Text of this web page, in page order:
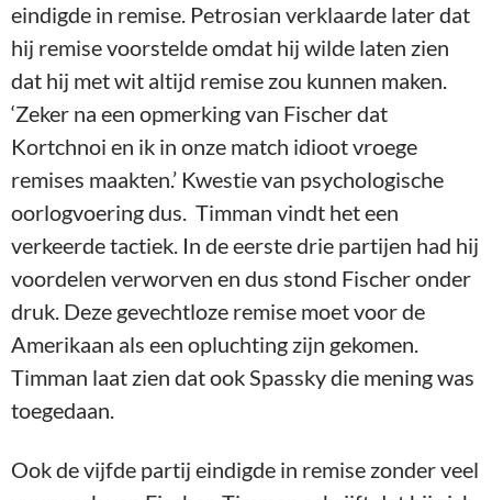
eindigde in remise. Petrosian verklaarde later dat
hij remise voorstelde omdat hij wilde laten zien
dat hij met wit altijd remise zou kunnen maken.
‘Zeker na een opmerking van Fischer dat
Kortchnoi en ik in onze match idioot vroege
remises maakten.’ Kwestie van psychologische
oorlogvoering dus. Timman vindt het een
verkeerde tactiek. In de eerste drie partijen had hij
voordelen verworven en dus stond Fischer onder
druk. Deze gevechtloze remise moet voor de
Amerikaan als een opluchting zijn gekomen.
Timman laat zien dat ook Spassky die mening was
toegedaan.
Ook de vijfde partij eindigde in remise zonder veel